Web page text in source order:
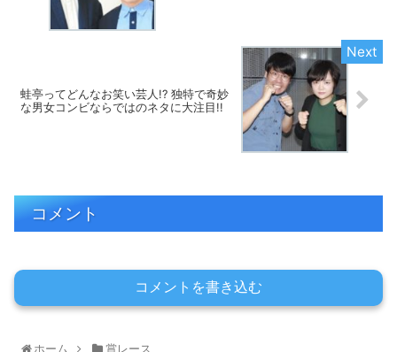
蛙亭ってどんなお笑い芸人!? 独特で奇妙
な男女コンビならではのネタに大注目!!
コメント
コメントを書き込む
ホーム 賞レース